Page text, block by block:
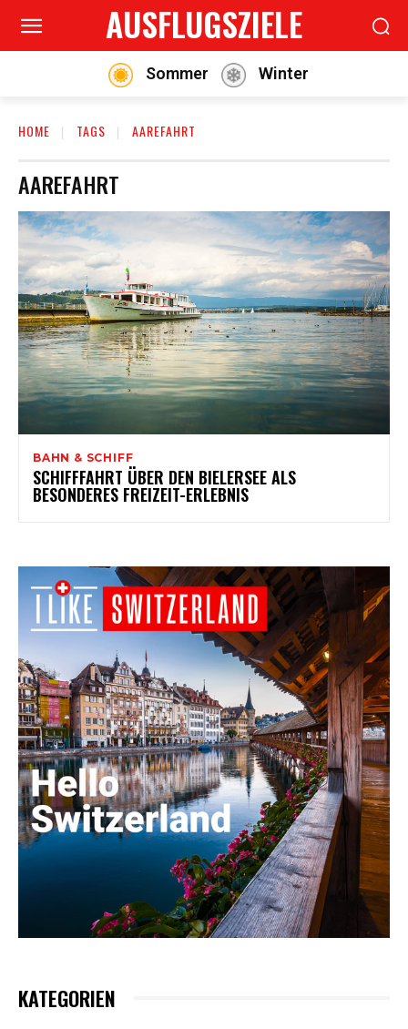
AUSFLUGSZIELE
Sommer Winter
HOME TAGS AAREFAHRT
AAREFAHRT
BAHN & SCHIFF
SCHIFFFAHRT ÜBER DEN BIELERSEE ALS
BESONDERES FREIZEIT-ERLEBNIS
KATEGORIEN